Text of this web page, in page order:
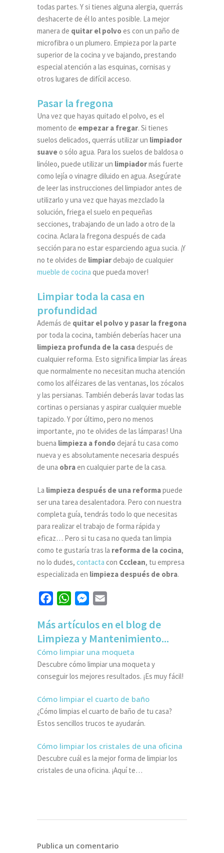
todas partes. Y si tienes alguna alergia, querrás
deshacerte de él lo antes posible. La mejor
manera de quitar el polvoes con un paño de
microfibra o un plumero. Empieza por la parte
superior de la cocina y ve bajando, prestando
especial atención a las esquinas, cornisas y
otros lugares de difícil acceso.
Pasar la fregona
Una vez que hayas quitado el polvo, es el
momento de empezar a fregar. Si tienes
suelos delicados, querrás utilizar un limpiador
suaveo sólo agua. Para los suelos de baldosa o
linóleo, puede utilizar un limpiadormás fuerte
como lejía o vinagre diluido en agua. Asegúrate
de leer las instrucciones del limpiador antes de
utilizarlo y una vez que hayas mezclado la
solución, friega el suelo en pequeñas
secciones, trabajando de un lado a otro de la
cocina. Aclara la fregona después de cada
sección para no estar esparciendo agua sucia. ¡Y
no te olvides de limpiardebajo de cualquier
mueble de cocina que pueda mover!
Limpiar toda la casa en
profundidad
Además de quitar el polvoy pasar la fregona
por toda la cocina, también deberías hacer una
limpieza profunda de la casadespués de
cualquier reforma. Esto significa limpiar las áreas
que normalmente no necesitan mucha atención
como los alféizares de las ventanas, los zócalos
y las persianas. También deberás lavar todas las
cortinas o persianas y aspirar cualquier mueble
tapizado. Y por último, pero no menos
importante, ¡no te olvides de las lámparas! Una
buena limpieza a fondodejará tu casa como
nueva y es absolutamente necesaria después
de una obraen cualquier parte de la casa.
La limpieza después de una reformapuede
ser una tarea desalentadora. Pero con nuestra
completa guía, tendrás todo lo que necesitas
para realizar el trabajo de forma rápida y
eficaz… Pero si tu casa no queda tan limpia
como te gustaría tras la reforma de la cocina,
no lo dudes, contacta con Ccclean, tu empresa
especializada en limpieza después de obra.
FacebookWhatsAppMessenger
Más artículos en el blog de
Limpieza y Mantenimiento...
Cómo limpiar una moqueta
Descubre cómo limpiar una moqueta y
conseguir los mejores resultados. ¡Es muy fácil!
Cómo limpiar el cuarto de baño
¿Cómo limpias el cuarto de baño de tu casa?
Estos sencillos trucos te ayudarán.
Cómo limpiar los cristales de una oficina
Descubre cuál es la mejor forma de limpiar los
cristales de una oficina. ¡Aquí te…
Publica un comentario